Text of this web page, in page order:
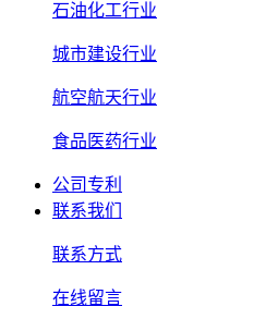
石油化工行业
城市建设行业
航空航天行业
食品医药行业
公司专利
联系我们
联系方式
在线留言